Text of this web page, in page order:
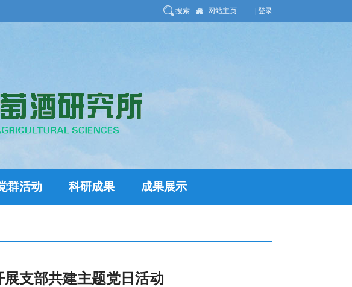
搜索 网站主页 | 登录
群活动 科研成果 成果展示
支部共建主题党日活动